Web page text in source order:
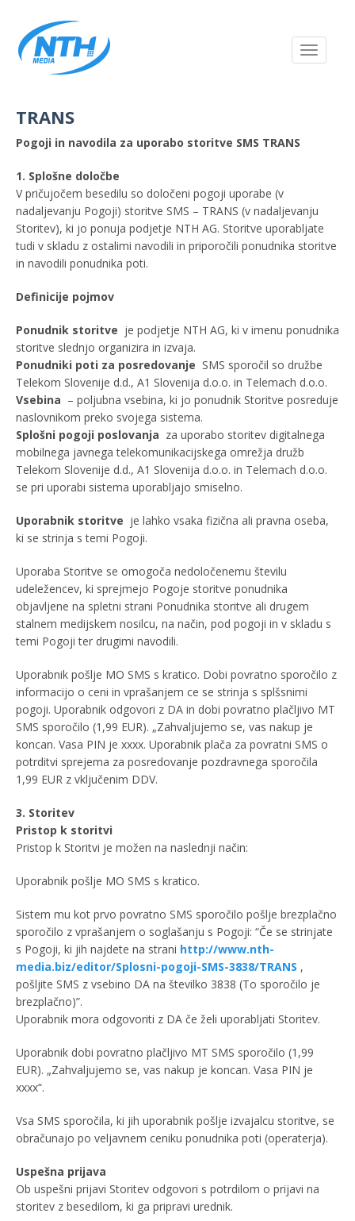
Toggle
TRANS
Pogoji in navodila za uporabo storitve SMS TRANS
1. Splošne določbe
V pričujočem besedilu so določeni pogoji uporabe (v
nadaljevanju Pogoji) storitve SMS – TRANS (v nadaljevanju
Storitev), ki jo ponuja podjetje NTH AG. Storitve uporabljate
tudi v skladu z ostalimi navodili in priporočili ponudnika storitve
in navodili ponudnika poti.
Definicije pojmov
Ponudnik storitve je podjetje NTH AG, ki v imenu ponudnika
storitve slednjo organizira in izvaja.
Ponudniki poti za posredovanje SMS sporočil so družbe
Telekom Slovenije d.d., A1 Slovenija d.o.o. in Telemach d.o.o.
Vsebina – poljubna vsebina, ki jo ponudnik Storitve posreduje
naslovnikom preko svojega sistema.
Splošni pogoji poslovanja za uporabo storitev digitalnega
mobilnega javnega telekomunikacijskega omrežja družb
Telekom Slovenije d.d., A1 Slovenija d.o.o. in Telemach d.o.o.
se pri uporabi sistema uporabljajo smiselno.
Uporabnik storitve je lahko vsaka fizična ali pravna oseba,
ki se strinja s temi Pogoji.
Uporaba Storitve se omogoča nedoločenemu številu
udeležencev, ki sprejmejo Pogoje storitve ponudnika
objavljene na spletni strani Ponudnika storitve ali drugem
stalnem medijskem nosilcu, na način, pod pogoji in v skladu s
temi Pogoji ter drugimi navodili.
Uporabnik pošlje MO SMS s kratico. Dobi povratno sporočilo z
informacijo o ceni in vprašanjem ce se strinja s splšsnimi
pogoji. Uporabnik odgovori z DA in dobi povratno plačljivo MT
SMS sporočilo (1,99 EUR). „Zahvaljujemo se, vas nakup je
koncan. Vasa PIN je xxxx. Uporabnik plača za povratni SMS o
potrditvi sprejema za posredovanje pozdravnega sporočila
1,99 EUR z vključenim DDV.
3. Storitev
Pristop k storitvi
Pristop k Storitvi je možen na naslednji način:
Uporabnik pošlje MO SMS s kratico.
Sistem mu kot prvo povratno SMS sporočilo pošlje brezplačno
sporočilo z vprašanjem o soglašanju s Pogoji: “Če se strinjate
s Pogoji, ki jih najdete na strani http://www.nth-
media.biz/editor/Splosni-pogoji-SMS-3838/TRANS ,
pošljite SMS z vsebino DA na številko 3838 (To sporočilo je
brezplačno)”.
Uporabnik mora odgovoriti z DA če želi uporabljati Storitev.
Uporabnik dobi povratno plačljivo MT SMS sporočilo (1,99
EUR). „Zahvaljujemo se, vas nakup je koncan. Vasa PIN je
xxxx“.
Vsa SMS sporočila, ki jih uporabnik pošlje izvajalcu storitve, se
obračunajo po veljavnem ceniku ponudnika poti (operaterja).
Uspešna prijava
Ob uspešni prijavi Storitev odgovori s potrdilom o prijavi na
storitev z besedilom, ki ga pripravi urednik.